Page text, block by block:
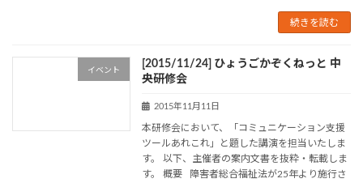
続きを読む
イベント
[2015/11/24] ひょうごかぞくねっと 中
央研修会
2015年11月11日
本研修会において、「コミュニケーション支援
ツールあれこれ」と題した講演を担当いたしま
す。 以下、主催者の案内文書を抜粋・転載しま
す。 概要 障害者総合福祉法が25年より施行さ